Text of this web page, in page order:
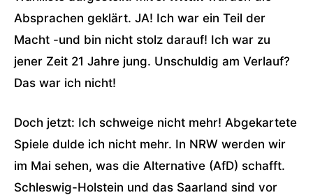
Absprachen geklärt. JA! Ich war ein Teil der
Macht -und bin nicht stolz darauf! Ich war zu
jener Zeit 21 Jahre jung. Unschuldig am Verlauf?
Das war ich nicht!
Doch jetzt: Ich schweige nicht mehr! Abgekartete
Spiele dulde ich nicht mehr. In NRW werden wir
im Mai sehen, was die Alternative (AfD) schafft.
Schleswig-Holstein und das Saarland sind vor